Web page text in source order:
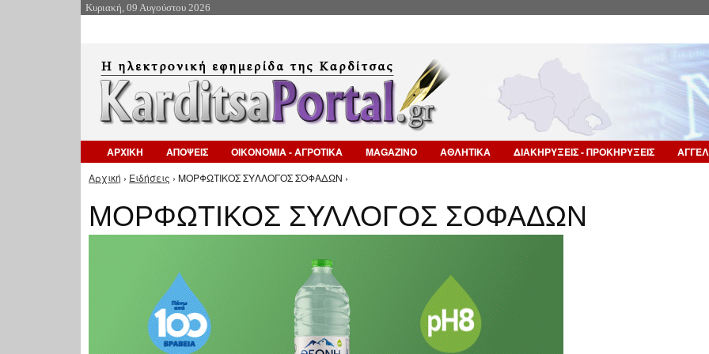
Κυριακή, 09 Αυγούστου 2026
ΑΡΧΙΚΗ ΑΠΟΨΕΙΣ ΟΙΚΟΝΟΜΙΑ - ΑΓΡΟΤΙΚΑ MAGAZINO ΑΘΛΗΤΙΚΑ ΔΙΑΚΗΡΥΞΕΙΣ - ΠΡΟΚΗΡΥΞΕΙΣ
Είστε εδώ
Αρχική › Ειδήσεις › ΜΟΡΦΩΤΙΚΟΣ ΣΥΛΛΟΓΟΣ ΣΟΦΑΔΩΝ ›
ΜΟΡΦΩΤΙΚΟΣ ΣΥΛΛΟΓΟΣ ΣΟΦΑΔΩΝ